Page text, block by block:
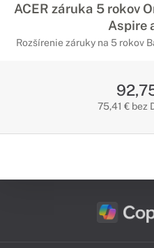
ACER záruka 5 rokov
Aspire
Rozšírenie záruky na 5 rokov
75,41 € bez